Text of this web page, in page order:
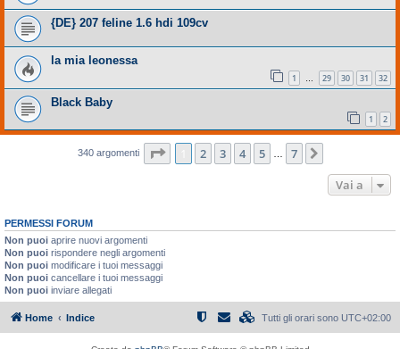
{DE} 207 feline 1.6 hdi 109cv
la mia leonessa
1 … 29 30 31 32
Black Baby
1 2
340 argomenti Pagina di
2 3 4 5 7
Vai a
PERMESSI FORUM
Non puoi aprire nuovi argomenti
Non puoi rispondere negli argomenti
Non puoi modificare i tuoi messaggi
Non puoi cancellare i tuoi messaggi
Non puoi inviare allegati
Home Indice Tutti gli orari sono UTC+02:00